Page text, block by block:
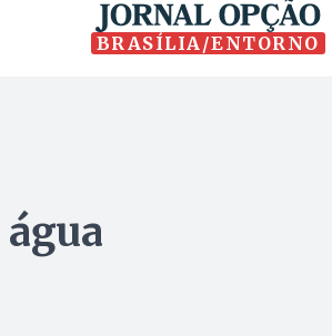
BRASÍLIA/ENTORNO